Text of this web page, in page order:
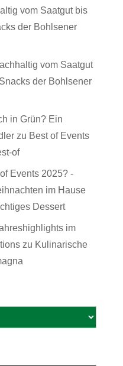
vom Saatgut bis
der Bohlsener
vom Saatgut
der Bohlsener
in Grün? Ein
zu Best of Events
of
Events 2025? -
im Hause
Dessert
im
zu Kulinarische